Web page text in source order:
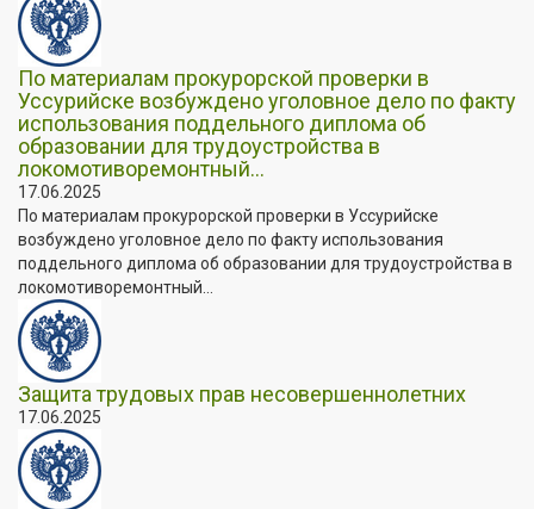
По материалам прокурорской проверки в
Уссурийске возбуждено уголовное дело по факту
использования поддельного диплома об
образовании для трудоустройства в
локомотиворемонтный...
17.06.2025
По материалам прокурорской проверки в Уссурийске
возбуждено уголовное дело по факту использования
поддельного диплома об образовании для трудоустройства в
локомотиворемонтный...
Защита трудовых прав несовершеннолетних
17.06.2025